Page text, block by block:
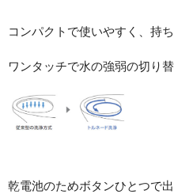
コンパクトで使いやすく、持
ワンタッチで水の強弱の切り替
乾電池のためボタンひとつで